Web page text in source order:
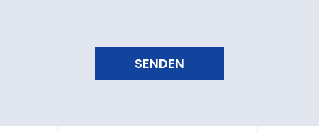
SENDEN